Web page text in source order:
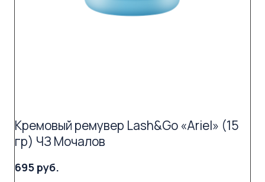
Кремовый ремувер Lash&Go «Ariel» (15
гр) ЧЗ Мочалов
695 руб.